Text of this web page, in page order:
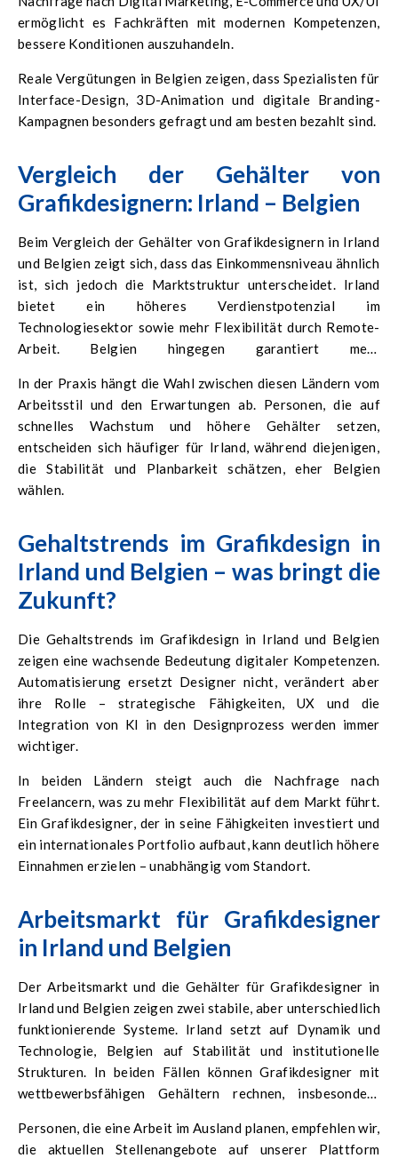
ermöglicht es Fachkräften mit modernen Kompetenzen,
bessere Konditionen auszuhandeln.
Reale Vergütungen in Belgien zeigen, dass Spezialisten für
Interface-Design, 3D-Animation und digitale Branding-
Kampagnen besonders gefragt und am besten bezahlt sind.
Vergleich der Gehälter von
Grafikdesignern: Irland – Belgien
Beim Vergleich der Gehälter von Grafikdesignern in Irland
und Belgien zeigt sich, dass das Einkommensniveau ähnlich
ist, sich jedoch die Marktstruktur unterscheidet. Irland
bietet ein höheres Verdienstpotenzial im
Technologiesektor sowie mehr Flexibilität durch Remote-
Arbeit. Belgien hingegen garantiert mehr
In der Praxis hängt die Wahl zwischen diesen Ländern vom
Arbeitsstil und den Erwartungen ab. Personen, die auf
schnelles Wachstum und höhere Gehälter setzen,
entscheiden sich häufiger für Irland, während diejenigen,
die Stabilität und Planbarkeit schätzen, eher Belgien
wählen.
Gehaltstrends im Grafikdesign in
Irland und Belgien – was bringt die
Zukunft?
Die Gehaltstrends im Grafikdesign in Irland und Belgien
zeigen eine wachsende Bedeutung digitaler Kompetenzen.
Automatisierung ersetzt Designer nicht, verändert aber
ihre Rolle – strategische Fähigkeiten, UX und die
Integration von KI in den Designprozess werden immer
wichtiger.
In beiden Ländern steigt auch die Nachfrage nach
Freelancern, was zu mehr Flexibilität auf dem Markt führt.
Ein Grafikdesigner, der in seine Fähigkeiten investiert und
ein internationales Portfolio aufbaut, kann deutlich höhere
Einnahmen erzielen – unabhängig vom Standort.
Arbeitsmarkt für Grafikdesigner
in Irland und Belgien
Der Arbeitsmarkt und die Gehälter für Grafikdesigner in
Irland und Belgien zeigen zwei stabile, aber unterschiedlich
funktionierende Systeme. Irland setzt auf Dynamik und
Technologie, Belgien auf Stabilität und institutionelle
Strukturen. In beiden Fällen können Grafikdesigner mit
wettbewerbsfähigen Gehältern rechnen, insbesondere
Projekterfahrung verfügen.
Personen, die eine Arbeit im Ausland planen, empfehlen wir,
die aktuellen Stellenangebote auf unserer Plattform